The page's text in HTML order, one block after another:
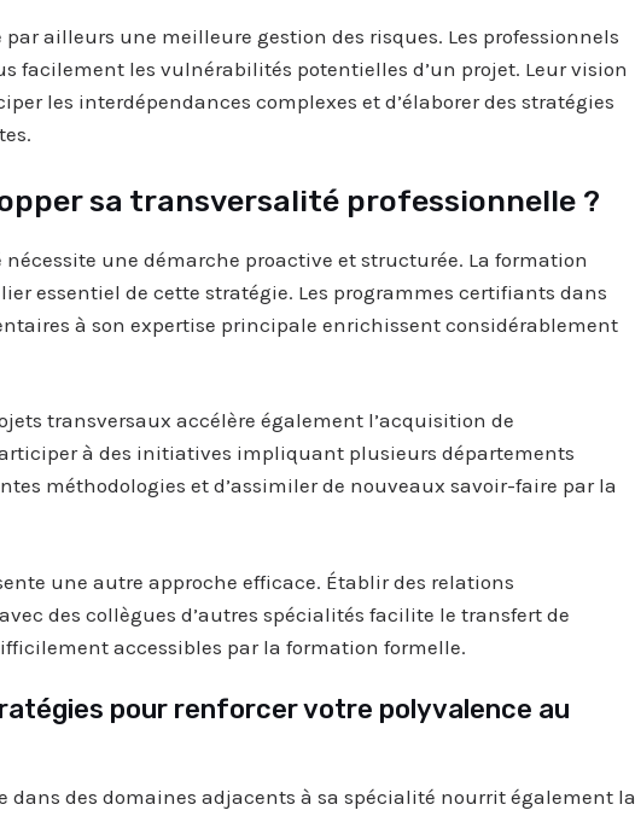
ailleurs une meilleure gestion des risques. Les professionnels
facilement les vulnérabilités potentielles d’un projet. Leur vision
les interdépendances complexes et d’élaborer des stratégies
sa transversalité professionnelle ?
une démarche proactive et structurée. La formation
essentiel de cette stratégie. Les programmes certifiants dans
à son expertise principale enrichissent considérablement
transversaux accélère également l’acquisition de
à des initiatives impliquant plusieurs départements
méthodologies et d’assimiler de nouveaux savoir-faire par la
une autre approche efficace. Établir des relations
des collègues d’autres spécialités facilite le transfert de
accessibles par la formation formelle.
pour renforcer votre polyvalence au
dans des domaines adjacents à sa spécialité nourrit également la